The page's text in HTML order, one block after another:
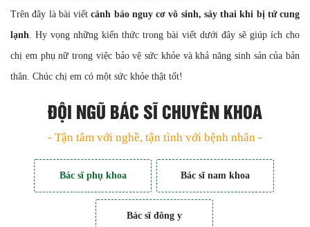
Trên đây là bài viếtcảnh báo nguy cơ vô sinh, sảy thai khi bị tử cung
lạnh. Hy vọng những kiến thức trong bài viết dưới đây sẽ giúp ích cho
chị em phụ nữ trong việc bảo vệ sức khỏe và khả năng sinh sản của bản
thân. Chúc chị em có một sức khỏe thật tốt!
ĐỘI NGŨ BÁC SĨ CHUYÊN KHOA
- Tận tâm với nghề, tận tình với bệnh nhân -
Bác sĩ phụ khoa Bác sĩ nam khoa
Bác sĩ đông y